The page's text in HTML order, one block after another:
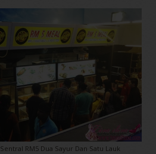
RM5 Dua Sayur Dan Satu Lauk